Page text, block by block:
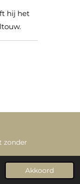
Akkoord
hij het
zonder